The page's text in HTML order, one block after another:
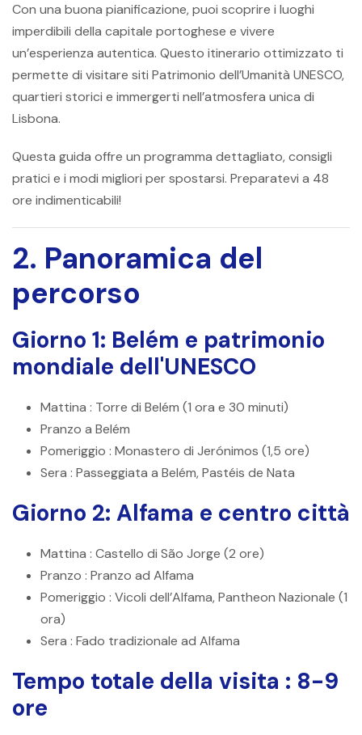
Con una buona pianificazione, puoi scoprire i luoghi
imperdibili della capitale portoghese e vivere
un’esperienza autentica. Questo itinerario ottimizzato ti
permette di visitare siti Patrimonio dell’Umanità UNESCO,
quartieri storici e immergerti nell’atmosfera unica di
Lisbona.
Questa guida offre un programma dettagliato, consigli
pratici e i modi migliori per spostarsi. Preparatevi a 48
ore indimenticabili!
2. Panoramica del
percorso
Giorno 1: Belém e patrimonio
mondiale dell'UNESCO
Mattina : Torre di Belém (1 ora e 30 minuti)
Pranzo a Belém
Pomeriggio : Monastero di Jerónimos (1,5 ore)
Sera : Passeggiata a Belém, Pastéis de Nata
Giorno 2: Alfama e centro città
Mattina : Castello di São Jorge (2 ore)
Pranzo : Pranzo ad Alfama
Pomeriggio : Vicoli dell’Alfama, Pantheon Nazionale (1
ora)
Sera : Fado tradizionale ad Alfama
Tempo totale della visita : 8-9
ore